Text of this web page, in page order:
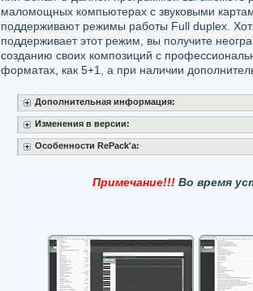
маломощных компьютерах с звуковыми
поддерживают режимы работы Full duplex.
поддерживает этот режим, вы получите
созданию своих композиций с
форматах, как 5+1, а при наличии
Дополнительная информация:
Изменения в версии:
Особенности RePack'a:
Примечание!!!Во время